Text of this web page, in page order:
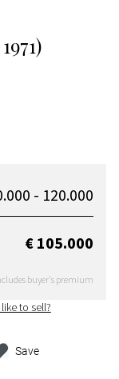
- 120.000
€ 105.000
buyer's premium
to sell?
Save